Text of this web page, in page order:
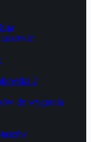
2
do wygrania